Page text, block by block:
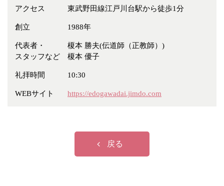
冠婚葬祭 各種団体
教団教派
お店・企業・その他
フリーワード
アクセス 東武野田線江戸川台駅から徒歩1分
創立 1988年
代表者・
スタッフなど
榎本 勝夫(伝道師（正教師）)
榎本 優子
礼拝時間 10:30
WEBサイト https://edogawadai.jimdo.com
戻る